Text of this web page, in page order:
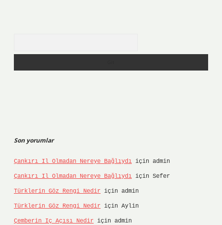
Son yorumlar
Çankırı Il Olmadan Nereye Bağlıydı için admin
Çankırı Il Olmadan Nereye Bağlıydı için Sefer
Türklerin Göz Rengi Nedir için admin
Türklerin Göz Rengi Nedir için Aylin
Çemberin Iç Açısı Nedir için admin